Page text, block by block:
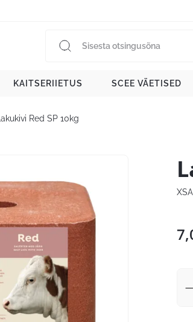
KAITSERIIETUS SCEE VÄETISED
Lakukivi Red SP 10kg